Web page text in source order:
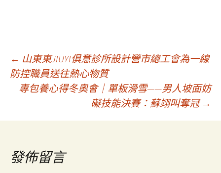
文
章
導
覽
← 山東東JIUYI俱意診所設計營市總工會為一線
防控職員送往熱心物質
專包養心得冬奧會｜單板滑雪——男人坡面妨
礙技能決賽：蘇翊叫奪冠 →
發佈留言